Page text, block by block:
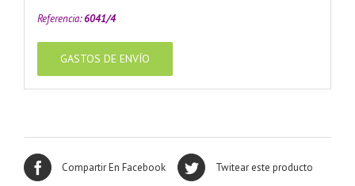
Referencia:6041/4
GASTOS DE ENVÍO
Compartir En Facebook Twitear este producto